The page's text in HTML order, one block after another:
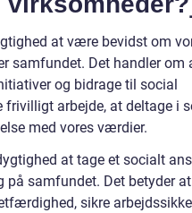
at være bevidst om
samfundet. Det handler om
og bidrage til social
arbejde, at deltage i
med vores værdier.
at tage et socialt
på samfundet. Det betyder at
sikre